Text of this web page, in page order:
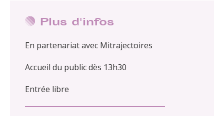
Plus d'infos
En partenariat avec Mitrajectoires
Accueil du public dès 13h30
Entrée libre